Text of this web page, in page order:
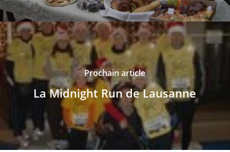
Prochain article
La Midnight Run de Lausanne